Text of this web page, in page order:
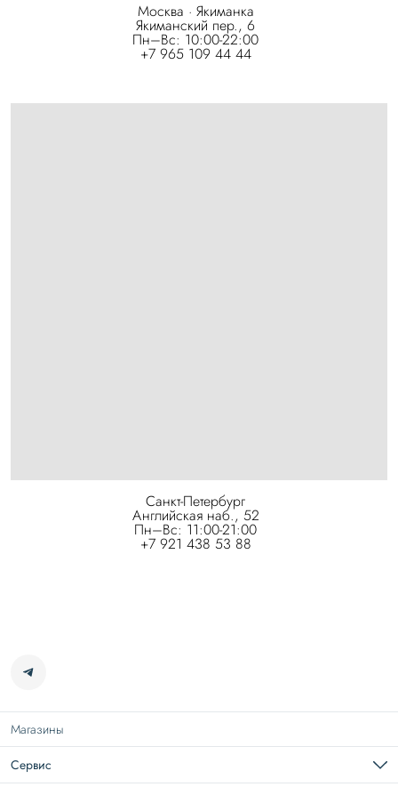
Москва · Якиманка
Якиманский пер., 6
Пн–Вс: 10:00-22:00
+7 965 109 44 44
Санкт-Петербург
Английская наб., 52
Пн–Вс: 11:00-21:00
+7 921 438 53 88
Магазины
Сервис
Подарочная карта